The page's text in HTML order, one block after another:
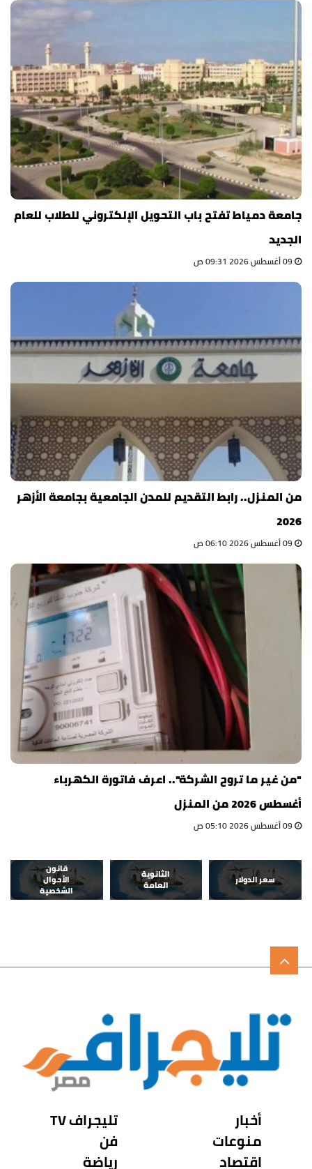
جامعة دمياط تفتح باب التحويل الإلكتروني للطلاب للعام
الجديد
من المنزل.. رابط التقديم للمدن الجامعية بجامعة الأزهر
2026
"من غير ما تروح الشركة".. اعرف فاتورة الكهرباء
أغسطس 2026 من المنزل
سعر الدولار
الثانوية
العامة
قانون
الأحوال
الشخصية
أخبار
منوعات
اقتصاد
تليجراف TV
فن
رياضة